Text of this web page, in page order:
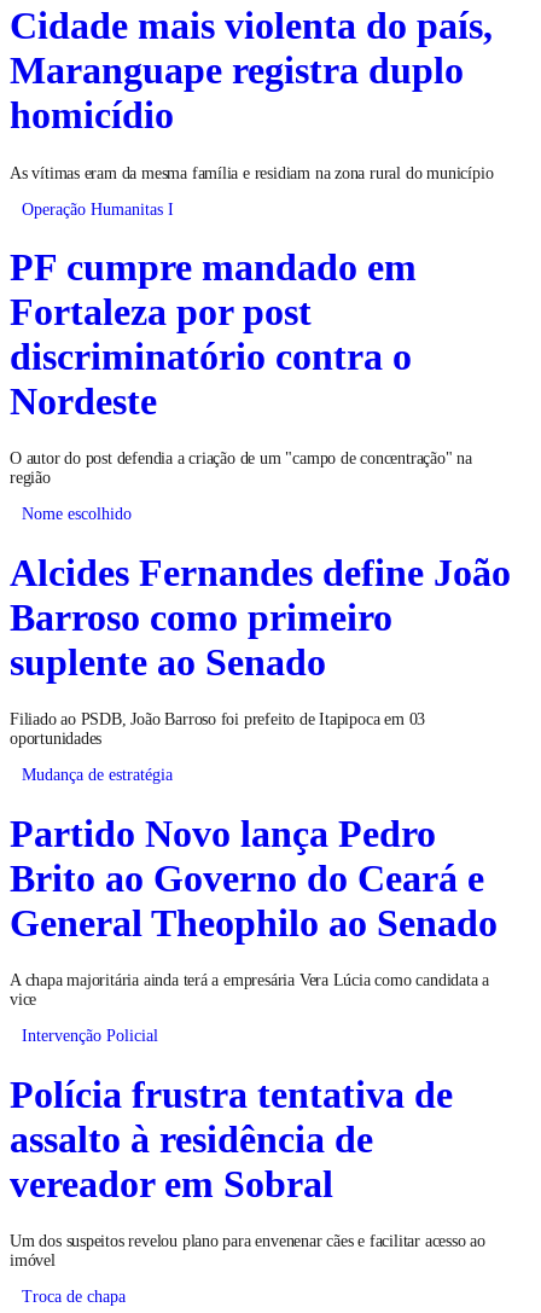
Cidade mais violenta do país,
Maranguape registra duplo
homicídio
As vítimas eram da mesma família e residiam na zona rural do município
Operação Humanitas I
PF cumpre mandado em
Fortaleza por post
discriminatório contra o
Nordeste
O autor do post defendia a criação de um "campo de concentração" na
região
Nome escolhido
Alcides Fernandes define João
Barroso como primeiro
suplente ao Senado
Filiado ao PSDB, João Barroso foi prefeito de Itapipoca em 03
oportunidades
Mudança de estratégia
Partido Novo lança Pedro
Brito ao Governo do Ceará e
General Theophilo ao Senado
A chapa majoritária ainda terá a empresária Vera Lúcia como candidata a
vice
Intervenção Policial
Polícia frustra tentativa de
assalto à residência de
vereador em Sobral
Um dos suspeitos revelou plano para envenenar cães e facilitar acesso ao
imóvel
Troca de chapa